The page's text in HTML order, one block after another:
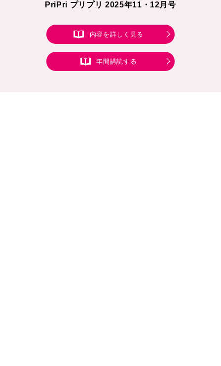
PriPri プリプリ 2025年11・12月号
内容を詳しく見る
年間購読する